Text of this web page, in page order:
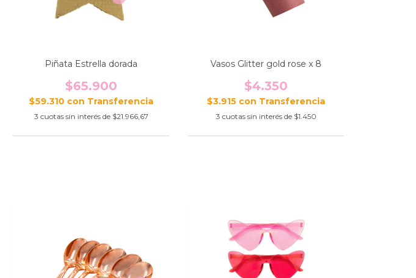
Piñata Estrella dorada
$65.900
$59.310 con
3 cuotas sin interés de $21.966,67
Vasos Glitter gold rose x 8
$4.350
$3.915 con
3 cuotas sin interés de $1.450